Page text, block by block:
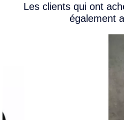
Les clients qui ont
également